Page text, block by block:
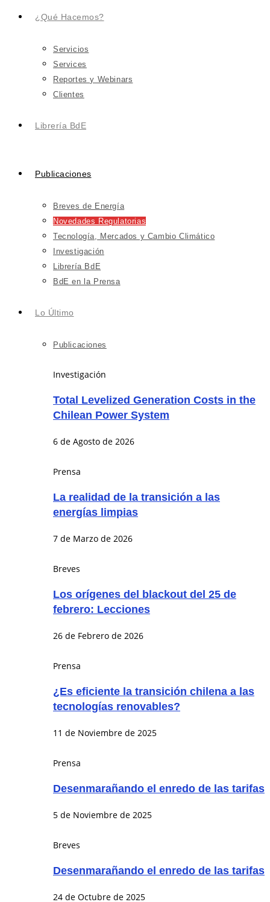
¿Qué Hacemos?
Servicios
Services
Reportes y Webinars
Clientes
Librería BdE
Publicaciones
Breves de Energía
Novedades Regulatorias
Tecnología, Mercados y Cambio Climático
Investigación
Librería BdE
BdE en la Prensa
Lo Último
Publicaciones
Investigación
Total Levelized Generation Costs in the
Chilean Power System
6 de Agosto de 2026
Prensa
La realidad de la transición a las
energías limpias
7 de Marzo de 2026
Breves
Los orígenes del blackout del 25 de
febrero: Lecciones
26 de Febrero de 2026
Prensa
¿Es eficiente la transición chilena a las
tecnologías renovables?
11 de Noviembre de 2025
Prensa
Desenmarañando el enredo de las tarifas
5 de Noviembre de 2025
Breves
Desenmarañando el enredo de las tarifas
24 de Octubre de 2025